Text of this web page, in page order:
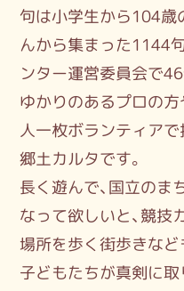
句は小学生から104歳
んから集まった1144
ンター運営委員会で
ゆかりのあるプロの
人一枚ボランティア
郷土カルタです。
長く遊んで、国立のま
なって欲しいと、競技
場所を歩く街歩きなど
子どもたちが真剣に